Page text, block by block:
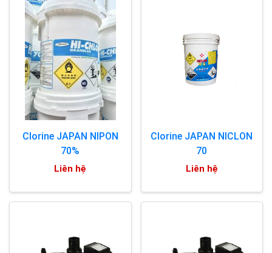
Clorine JAPAN NIPON
70%
Liên hệ
Clorine JAPAN NICLON
70
Liên hệ